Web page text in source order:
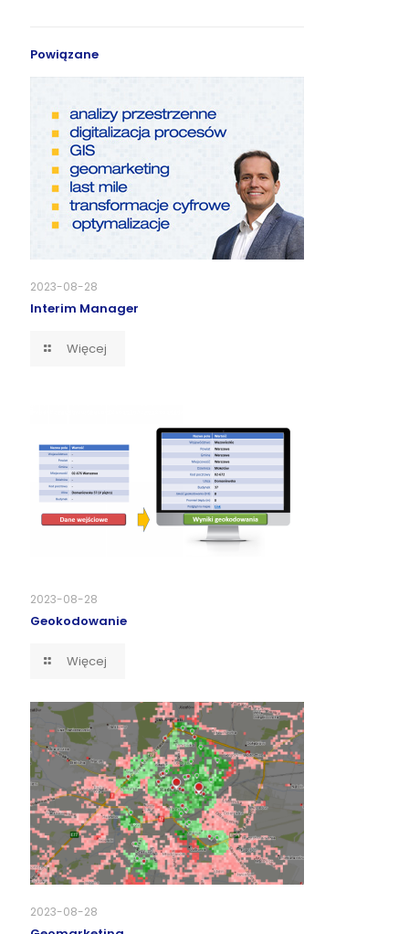
Powiązane
2023-08-28
Interim Manager
Więcej
2023-08-28
Geokodowanie
Więcej
2023-08-28